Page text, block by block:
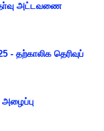
அட்டவணை
- தற்காலிக தெரிவுப்
அழைப்பு